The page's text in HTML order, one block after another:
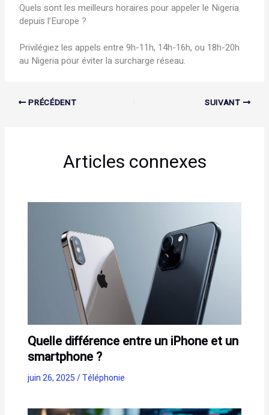
Quels sont les meilleurs horaires pour appeler le Nigeria
depuis l’Europe ?
Privilégiez les appels entre 9h-11h, 14h-16h, ou 18h-20h
au Nigeria pour éviter la surcharge réseau.
PRÉCÉDENT SUIVANT
Articles connexes
Quelle différence entre un iPhone et un
smartphone ?
juin 26, 2025/Téléphonie